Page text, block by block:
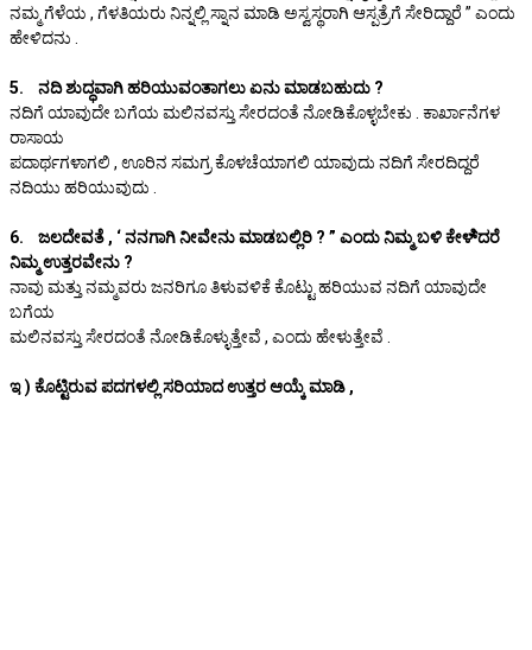
ನಮ್ಮ ಗೆಳೆಯ , ಗೆಳತಿಯರು ನಿನ್ನಲ್ಲಿ ಸ್ನಾನ ಮಾಡಿ ಅಸ್ವಸ್ಥರಾಗಿ ಆಸ್ಪತ್ರೆಗೆ ಸೇರಿದ್ದಾರೆ ” ಎಂದು
ಹೇಳಿದನು .
5. ನದಿ ಶುದ್ಧವಾಗಿ ಹರಿಯುವಂತಾಗಲು ಏನು ಮಾಡಬಹುದು ?
ನದಿಗೆ ಯಾವುದೇ ಬಗೆಯ ಮಲಿನವಸ್ತು ಸೇರದಂತೆ ನೋಡಿಕೊಳ್ಳಬೇಕು . ಕಾರ್ಖಾನೆಗಳ
ರಾಸಾಯ
ಪದಾರ್ಥಗಳಾಗಲಿ , ಊರಿನ ಸಮಗ್ರ ಕೊಳಚೆಯಾಗಲಿ ಯಾವುದು ನದಿಗೆ ಸೇರದಿದ್ದರೆ
ನದಿಯು ಹರಿಯುವುದು .
6. ಜಲದೇವತೆ , ‘ ನನಗಾಗಿ ನೀವೇನು ಮಾಡಬಲ್ಲಿರಿ ? ” ಎಂದು ನಿಮ್ಮ ಬಳಿ ಕೇಳಿ್ದರೆ
ನಿಮ್ಮ ಉತ್ತರವೇನು ?
ನಾವು ಮತ್ತು ನಮ್ಮವರು ಜನರಿಗೂ ತಿಳುವಳಿಕೆ ಕೊಟ್ಟು ಹರಿಯುವ ನದಿಗೆ ಯಾವುದೇ
ಬಗೆಯ
ಮಲಿನವಸ್ತು ಸೇರದಂತೆ ನೋಡಿಕೊಳ್ಳುತ್ತೇವೆ , ಎಂದು ಹೇಳುತ್ತೇವೆ .
ಇ ) ಕೊಟ್ಟಿರುವ ಪದಗಳಲ್ಲಿ ಸರಿಯಾದ ಉತ್ತರ ಆಯ್ಕೆ ಮಾಡಿ ,